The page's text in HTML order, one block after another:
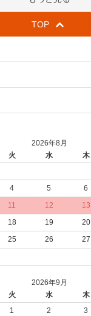
TOP
2026年8月
火 水 木
4 5 6
11 12 13
18 19 20
25 26 27
2026年9月
火 水 木
1
2 3